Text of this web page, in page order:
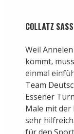
COLLATZ
Weil
kommt,
einmal
Team
Essener
Male mit der
sehr